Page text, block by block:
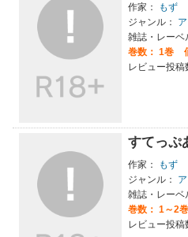
作家：
もず
ジャンル：
雑誌・レーベ
巻数： 1巻
レビュー投稿
すてっぷ
作家：
もず
ジャンル：
雑誌・レーベ
巻数： 1～2巻
レビュー投稿